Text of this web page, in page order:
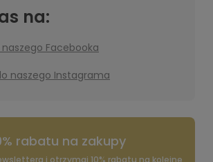
na:
naszego Facebooka
naszego Instagrama
rabatu na zakupy
i otrzymaj 10% rabatu na kolejne